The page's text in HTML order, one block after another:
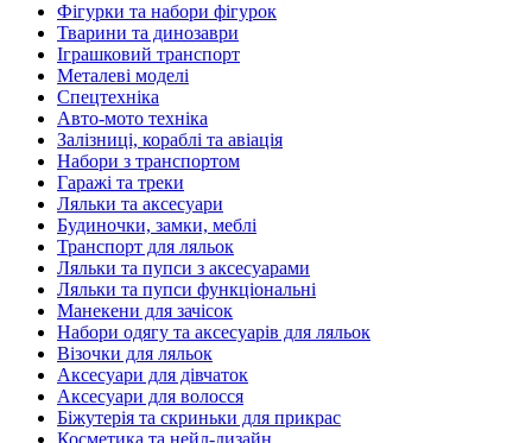
Фігурки та набори фігурок
Тварини та динозаври
Іграшковий транспорт
Металеві моделі
Спецтехніка
Авто-мото техніка
Залізниці, кораблі та авіація
Набори з транспортом
Гаражі та треки
Ляльки та аксесуари
Будиночки, замки, меблі
Транспорт для ляльок
Ляльки та пупси з аксесуарами
Ляльки та пупси функціональні
Манекени для зачісок
Набори одягу та аксесуарів для ляльок
Візочки для ляльок
Аксесуари для дівчаток
Аксесуари для волосся
Біжутерія та скриньки для прикрас
Косметика та нейл-дизайн